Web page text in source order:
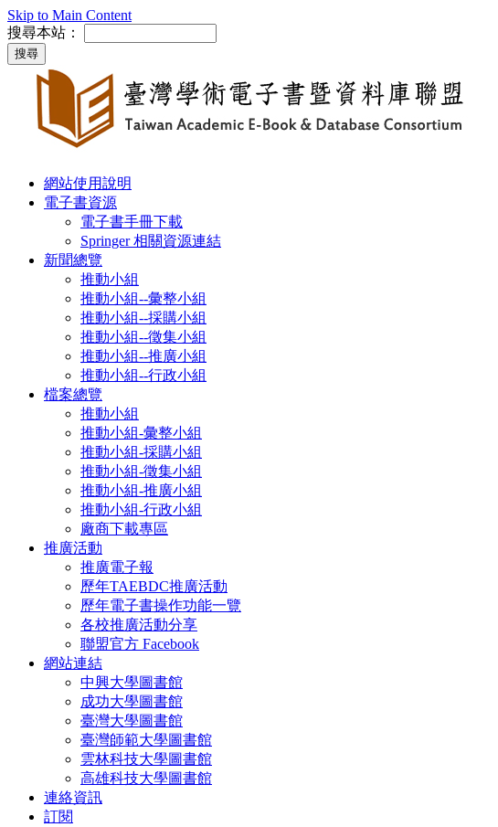
Skip to Main Content
搜尋本站：
網站使用說明
電子書資源
電子書手冊下載
Springer 相關資源連結
新聞總覽
推動小組
推動小組--彙整小組
推動小組--採購小組
推動小組--徵集小組
推動小組--推廣小組
推動小組--行政小組
檔案總覽
推動小組
推動小組-彙整小組
推動小組-採購小組
推動小組-徵集小組
推動小組-推廣小組
推動小組-行政小組
廠商下載專區
推廣活動
推廣電子報
歷年TAEBDC推廣活動
歷年電子書操作功能一覽
各校推廣活動分享
聯盟官方 Facebook
網站連結
中興大學圖書館
成功大學圖書館
臺灣大學圖書館
臺灣師範大學圖書館
雲林科技大學圖書館
高雄科技大學圖書館
連絡資訊
訂閱